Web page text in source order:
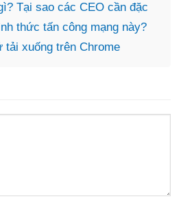
Tại sao các CEO cần đặc
thức tấn công mạng này?
xuống trên Chrome